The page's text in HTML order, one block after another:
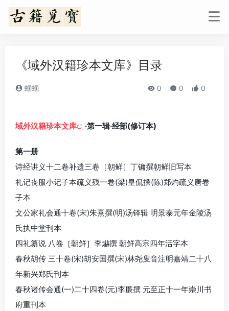
《域外汉籍珍本文库》目录
蝈蝈 0 0 0
域外汉籍珍本文库 ·第一辑·经部(修订本)
第一册
诗经讲义十二卷补遗三卷［朝鲜］丁镛撰朝鲜旧写本
礼记丧服小记子本疏义残一卷(梁)皇侃撰(陈)郑灼疏义唐卷
子本
文公家礼会通十卷(宋)朱熹撰(明)汤铎辑 明景泰元年金陵汤
氏执中堂刊本
四礼纂说 八卷［朝鲜］李爀撰 朝鲜高宗四年活字本
春秋胡传 三十卷(宋)胡安国撰(宋)林尧叟音注明嘉靖二十八
年新兴郑氏刊本
春秋诸传会通(一)二十四卷(元)李廉撰 元至正十一年崇川书
府重刊本